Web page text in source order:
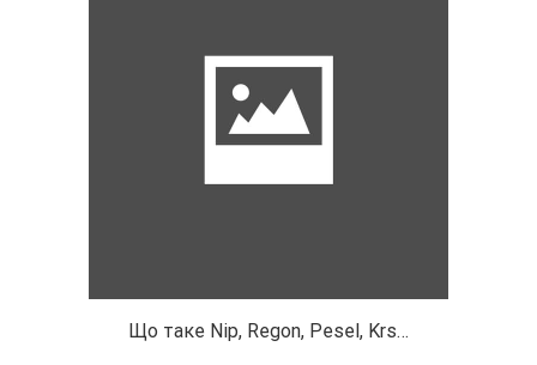
Що таке Nip, Regon, Pesel, Krs…